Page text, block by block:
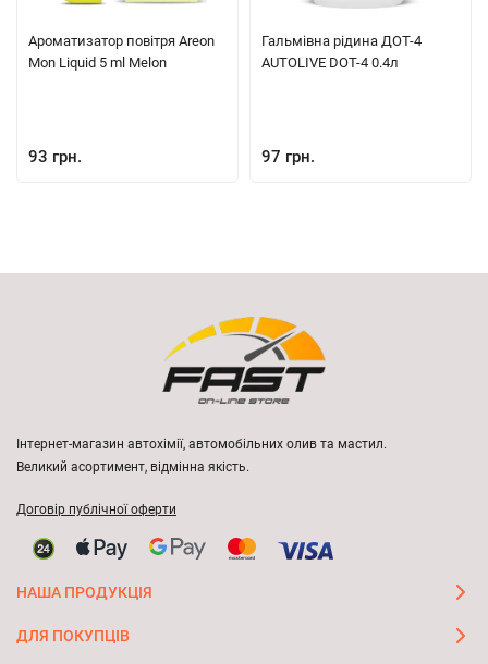
Ароматизатор повітря Areon
Mon Liquid 5 ml Melon
93 грн.
Гальмівна рідина ДОТ-4
AUTOLIVE DOT-4 0.4л
97 грн.
Інтернет-магазин автохімії, автомобільних олив та мастил.
Великий асортимент, відмінна якість.
Договір публічної оферти
НАША ПРОДУКЦІЯ
ДЛЯ ПОКУПЦІВ